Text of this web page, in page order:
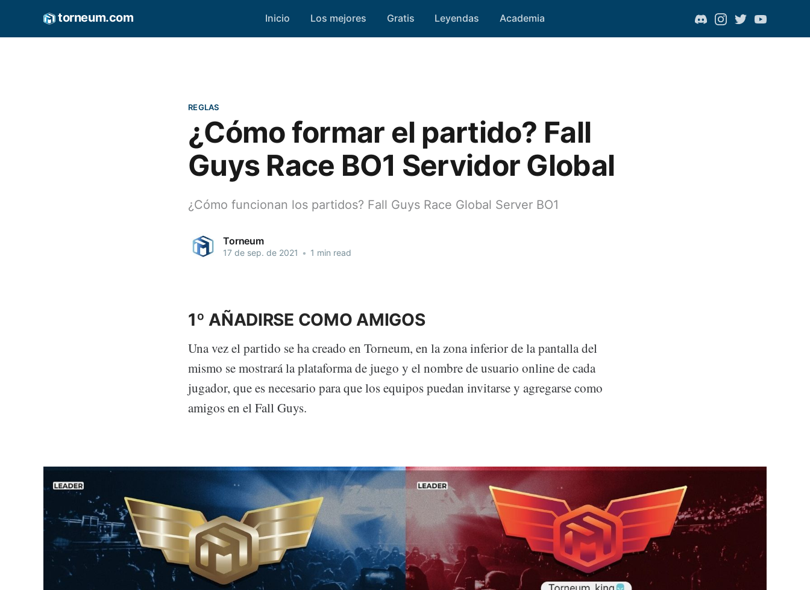
torneum.com Inicio Los mejores Gratis Leyendas Academia
REGLAS
¿Cómo formar el partido? Fall
Guys Race BO1 Servidor Global
¿Cómo funcionan los partidos? Fall Guys Race Global Server BO1
Torneum
17 de sep. de 2021 • 1 min read
1º AÑADIRSE COMO AMIGOS
Una vez el partido se ha creado en Torneum, en la zona inferior de la pantalla del
mismo se mostrará la plataforma de juego y el nombre de usuario online de cada
jugador, que es necesario para que los equipos puedan invitarse y agregarse como
amigos en el Fall Guys.